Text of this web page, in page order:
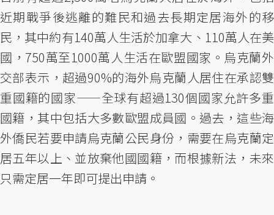
近期戰爭後逃離的難民和過去長期定居海外的移
民，其中約有140萬人生活於加拿大、110萬人在美
國，750萬至1000萬人生活在歐盟國家。烏克蘭外
交部表示，超過90%的海外烏克蘭人居住在承認雙
重國籍的國家——全球有超過130個國家允許多重
國籍，其中包括大多數歐盟成員國。過去，這些海
外僑民若要申請烏克蘭公民身份，需要在烏克蘭定
居五年以上、並放棄他國國籍，而根據新法，未來
只需定居一年即可提出申請。